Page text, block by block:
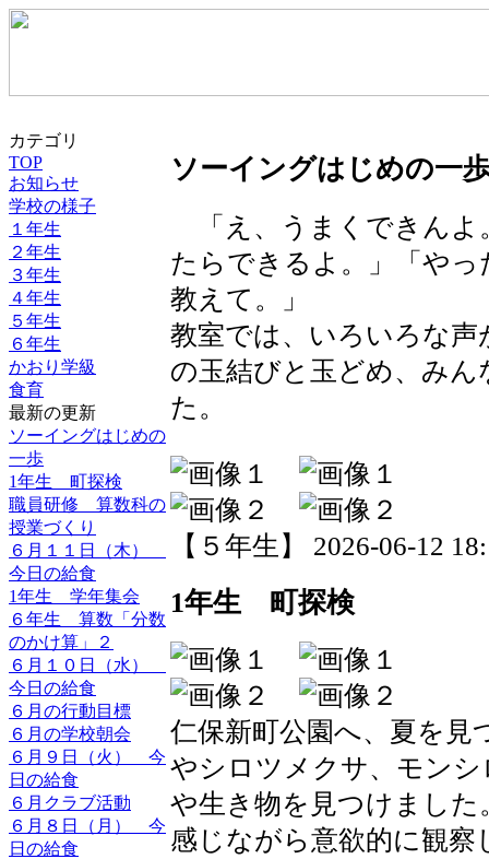
カテゴリ
TOP
お知らせ
学校の様子
１年生
２年生
３年生
４年生
５年生
６年生
かおり学級
食育
最新の更新
ソーイングはじめの
一歩
1年生 町探検
職員研修 算数科の
授業づくり
６月１１日（木）
今日の給食
1年生 学年集会
６年生 算数「分数
のかけ算」２
６月１０日（水）
今日の給食
６月の行動目標
６月の学校朝会
６月９日（火） 今
日の給食
６月クラブ活動
６月８日（月） 今
日の給食
ソーイングはじめの一
「え、うまくできんよ
たらできるよ。」「や
教えて。」
教室では、いろいろな
の玉結びと玉どめ、み
た。
【５年生】 2026-06-12
1年生 町探検
仁保新町公園へ、夏を
やシロツメクサ、モン
や生き物を見つけまし
感じながら意欲的に観